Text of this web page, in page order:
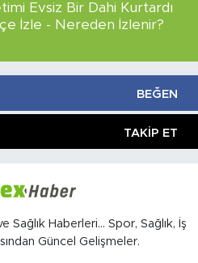
Evsiz Bir Dahi Kurtardı
İzle - Nereden İzlenir?
BEĞEN
TAKIP ET
Haberleri... Spor, Sağlık, İş
Güncel Gelişmeler.